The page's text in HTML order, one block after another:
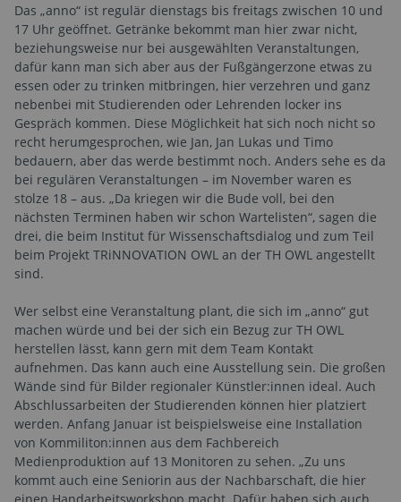
Das „anno“ ist regulär dienstags bis freitags zwischen 10 und
17 Uhr geöffnet. Getränke bekommt man hier zwar nicht,
beziehungsweise nur bei ausgewählten Veranstaltungen,
dafür kann man sich aber aus der Fußgängerzone etwas zu
essen oder zu trinken mitbringen, hier verzehren und ganz
nebenbei mit Studierenden oder Lehrenden locker ins
Gespräch kommen. Diese Möglichkeit hat sich noch nicht so
recht herumgesprochen, wie Jan, Jan Lukas und Timo
bedauern, aber das werde bestimmt noch. Anders sehe es da
bei regulären Veranstaltungen – im November waren es
stolze 18 – aus. „Da kriegen wir die Bude voll, bei den
nächsten Terminen haben wir schon Wartelisten“, sagen die
drei, die beim Institut für Wissenschaftsdialog und zum Teil
beim Projekt TRiNNOVATION OWL an der TH OWL angestellt
sind.
Wer selbst eine Veranstaltung plant, die sich im „anno“ gut
machen würde und bei der sich ein Bezug zur TH OWL
herstellen lässt, kann gern mit dem Team Kontakt
aufnehmen. Das kann auch eine Ausstellung sein. Die großen
Wände sind für Bilder regionaler Künstler:innen ideal. Auch
Abschlussarbeiten der Studierenden können hier platziert
werden. Anfang Januar ist beispielsweise eine Installation
von Kommiliton:innen aus dem Fachbereich
Medienproduktion auf 13 Monitoren zu sehen. „Zu uns
kommt auch eine Seniorin aus der Nachbarschaft, die hier